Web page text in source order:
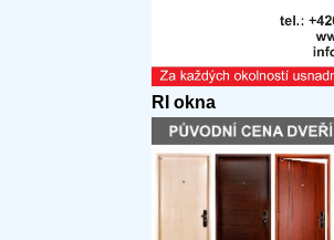
RI okna